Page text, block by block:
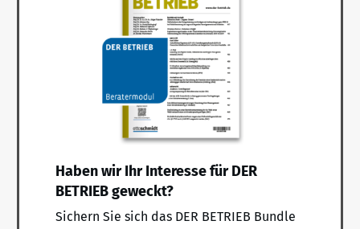
Haben wir Ihr Interesse für DER
BETRIEB geweckt?
Sichern Sie sich das DER BETRIEB Bundle